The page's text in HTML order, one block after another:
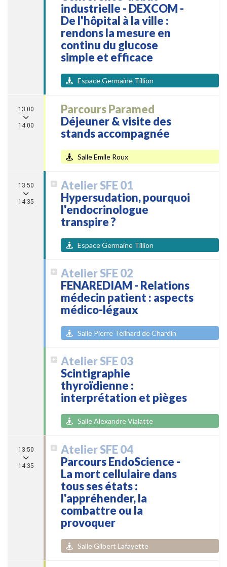
industrielle - DEXCOM -
De l'hôpital à la ville :
rendons la mesure en
continu du glucose
simple et efficace
Espace Germaine Tillion
13:00
14:00
Parcours Paramed
Déjeuner & visite des
stands accompagnée
Salle Emile Roux
13:50
14:35
Atelier SFE 01
Hypersudation, pourquoi
l'endocrinologue
transpire ?
Espace Germaine Tillion
Atelier SFE 02
FENAREDIAM - Relations
médecin patient : aspects
médico-légaux
Salle Pierre Teilhard de Chardin
Atelier SFE 03
Scintigraphie
thyroïdienne :
interprétation et pièges
Salle Alexandre Vialatte
13:50
14:35
Atelier SFE 04
Parcours EndoScience -
La mort cellulaire dans
tous ses états :
l'appréhender, la
combattre ou la
provoquer
Salle Gilbert Lafayette